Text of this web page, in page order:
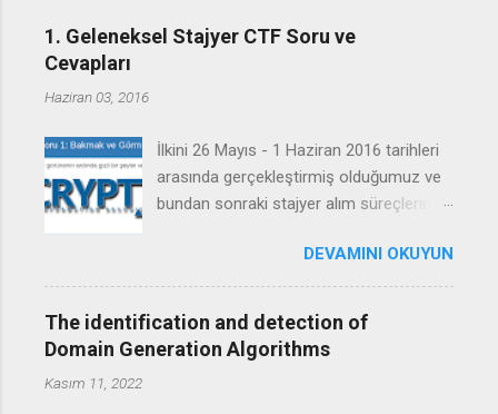
1. Geleneksel Stajyer CTF Soru ve
Cevapları
Haziran 03, 2016
İlkini 26 Mayıs - 1 Haziran 2016 tarihleri
arasında gerçekleştirmiş olduğumuz ve
bundan sonraki stajyer alım süreçlerinde
düşündüğümüz CTF (Capture The Flag)
yarışmamızda sorulan sorular ve
çözümleri için izlenebilecek adımlar
aşağıda verilmiştir. 1. Verilen soruda "Her
görünenin ardında gizli bir şeyler vardır."
DEVAMINI OKUYUN
The identification and detection of
Domain Generation Algorithms
Kasım 11, 2022